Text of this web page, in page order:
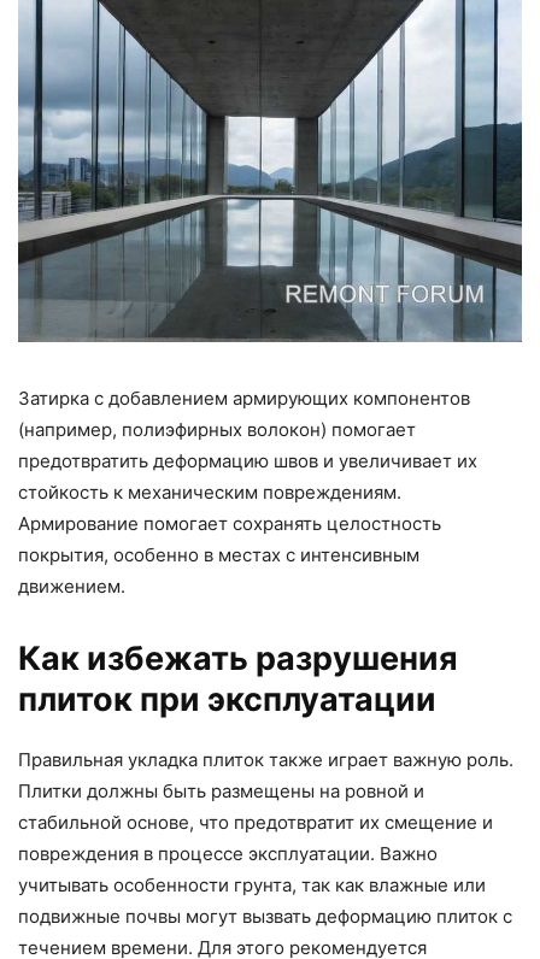
Затирка с добавлением армирующих компонентов
(например, полиэфирных волокон) помогает
предотвратить деформацию швов и увеличивает их
стойкость к механическим повреждениям.
Армирование помогает сохранять целостность
покрытия, особенно в местах с интенсивным
движением.
Как избежать разрушения
плиток при эксплуатации
Правильная укладка плиток также играет важную роль.
Плитки должны быть размещены на ровной и
стабильной основе, что предотвратит их смещение и
повреждения в процессе эксплуатации. Важно
учитывать особенности грунта, так как влажные или
подвижные почвы могут вызвать деформацию плиток с
течением времени. Для этого рекомендуется